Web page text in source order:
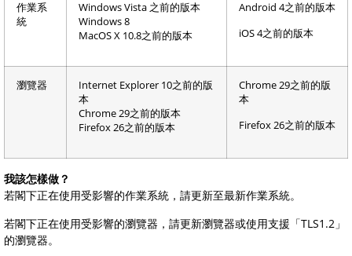
作業系
統
Windows Vista 之前的版本
Windows 8
MacOS X 10.8之前的版本
Android 4之前的版本
iOS 4之前的版本
瀏覽器
Internet Explorer 10之前的版
本
Chrome 29之前的版本
Firefox 26之前的版本
Chrome 29之前的版
本
Firefox 26之前的版本
我該怎樣做？
若閣下正在使用受影響的作業系統，請更新至最新作業系統。
若閣下正在使用受影響的瀏覽器，請更新瀏覽器或使用支援「TLS1.2」
的瀏覽器。